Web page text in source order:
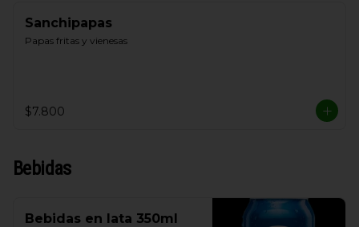
Sanchipapas
Papas fritas y vienesas
$7.800
Bebidas
Bebidas en lata 350ml